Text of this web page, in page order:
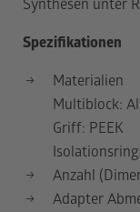
Synthesen unter
Spezifikationen
Materialien
Multiblock:
Griff: PEEK
Anzahl
Adapter